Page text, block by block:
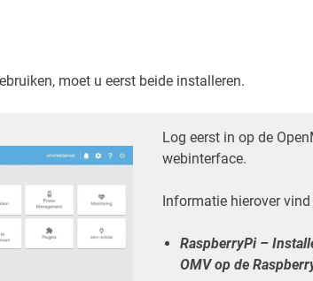
moet u eerst beide installeren.
Log eerst in op de
webinterface.
Informatie hierover
RaspberryPi –
OMV op de